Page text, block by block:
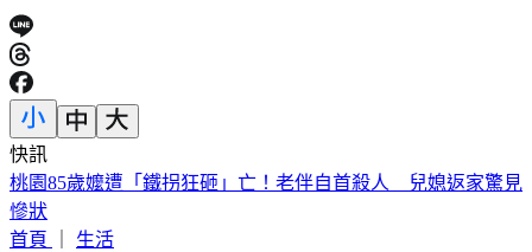
快訊
日職／陽岱鋼9/26引退！告別21年職棒生涯 門票開賣時間看
這
首頁
生活